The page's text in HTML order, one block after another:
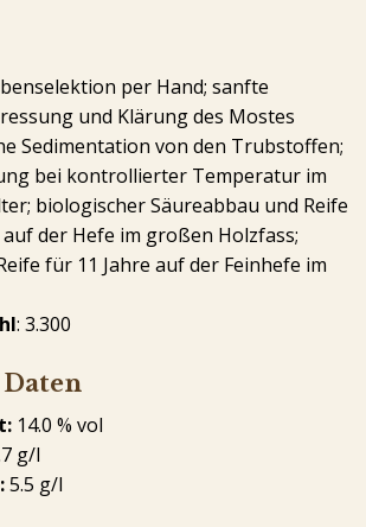
per Hand; sanfte
und Klärung des Mostes
Sedimentation von den Trubstoffen;
bei kontrollierter Temperatur im
biologischer Säureabbau und Reife
der Hefe im großen Holzfass;
für 11 Jahre auf der Feinhefe im
: 3.300
14.0 % vol
g/l
5.5 g/l